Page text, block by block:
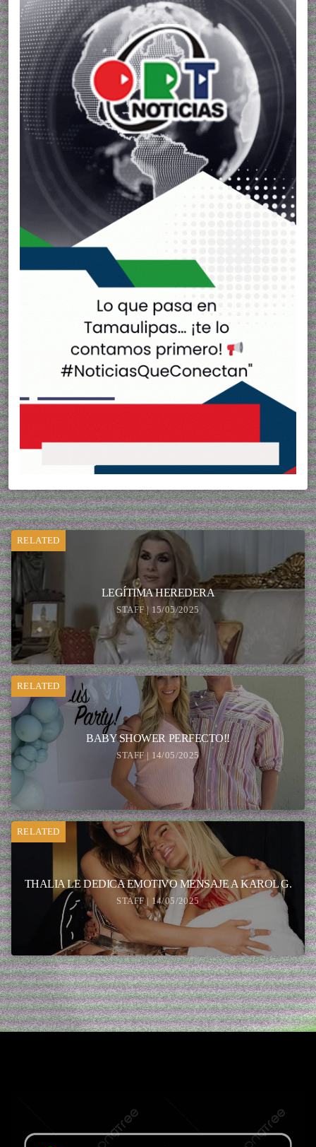
RELATED
LEGÍTIMA HEREDERA
STAFF | 15/05/2025
RELATED
BABY SHOWER PERFECTO!!
STAFF | 14/05/2025
RELATED
THALIA LE DEDICA EMOTIVO MENSAJE A KAROL G.
STAFF | 14/05/2025